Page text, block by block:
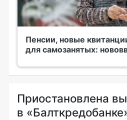
Пенсии, новые
для самозанятых:
Приостановлена
в